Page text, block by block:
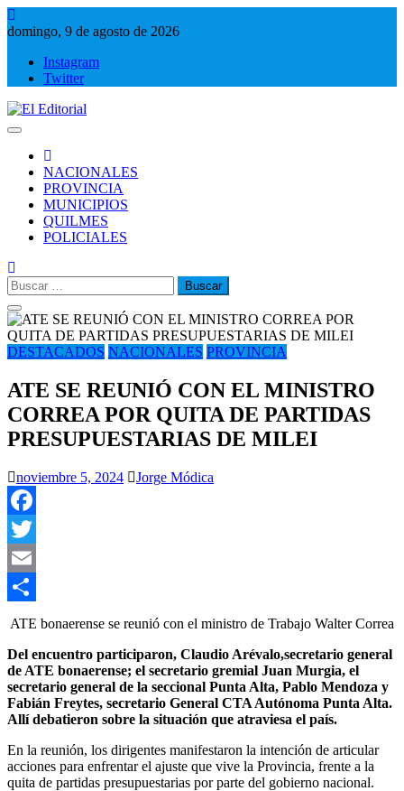
Saltar
al
domingo, 9 de agosto de 2026
Instagram
Twitter
NACIONALES
PROVINCIA
MUNICIPIOS
QUILMES
POLICIALES
Buscar:
DESTACADOS NACIONALES PROVINCIA
ATE SE REUNIÓ CON EL MINISTRO
CORREA POR QUITA DE PARTIDAS
PRESUPUESTARIAS DE MILEI
noviembre 5, 2024 Jorge Módica
Facebook
Twitter
Email
Compartir
ATE bonaerense se reunió con el ministro de Trabajo Walter Correa
Del encuentro participaron, Claudio Arévalo,secretario general
de ATE bonaerense; el secretario gremial Juan Murgia, el
secretario general de la seccional Punta Alta, Pablo Mendoza y
Fabián Freytes, secretario General CTA Autónoma Punta Alta.
Allí debatieron sobre la situación que atraviesa el país.
En la reunión, los dirigentes manifestaron la intención de articular
acciones para enfrentar el ajuste que vive la Provincia, frente a la
quita de partidas presupuestarias por parte del gobierno nacional.